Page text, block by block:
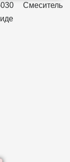
Смеситель